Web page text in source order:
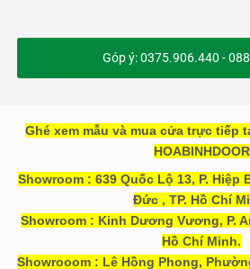
Góp ý: 0375.906.440 -
Ghé xem mẫu và mua cửa trực tiếp
HOABINHDOOR
Showroom : 639 Quốc Lộ 13, P. Hiệp
Đức , TP. Hồ Chí
Showroom : Kinh Dương Vương, P.
Hồ Chí Minh.
Showrooom : Lê Hồng Phong,